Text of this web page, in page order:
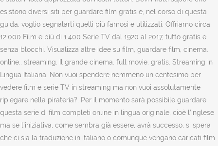
esistono diversi siti per guardare film gratis e, nel corso di questa
guida, voglio segnalarti quelli più famosi e utilizzati. Offriamo circa
12.000 Film e più di 1.400 Serie TV dal 1920 al 2017, tutto gratis e
senza blocchi. Visualizza altre idee su film, guardare film, cinema.
online.. streaming. Il grande cinema. full movie. gratis. Streaming in
Lingua Italiana. Non vuoi spendere nemmeno un centesimo per
vedere film e serie TV in streaming ma non vuoi assolutamente
ripiegare nella pirateria?. Per il momento sarà possibile guardare
questa serie di film completi online in lingua originale, cioè l’inglese
ma se l’iniziativa, come sembra già essere, avrà successo, si spera
che ci sia la traduzione in italiano o comunque vengano caricati film